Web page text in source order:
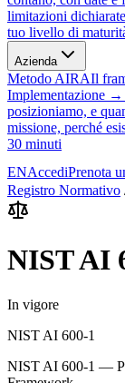
limitazioni dichiarate
tuo livello di
Azienda
Metodo AIRAIl
Implementazione
posizioniamo, e
missione, perché
30 minuti
ENAccediPrenota
Registro Normativo
NIST AI
In vigore
NIST AI 600-1
NIST AI 600-1 —